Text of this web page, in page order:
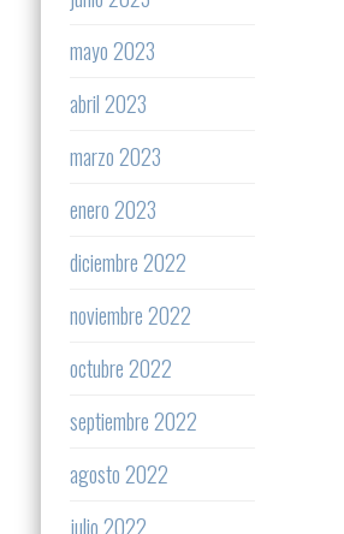
mayo 2023
abril 2023
marzo 2023
enero 2023
diciembre 2022
noviembre 2022
octubre 2022
septiembre 2022
agosto 2022
julio 2022